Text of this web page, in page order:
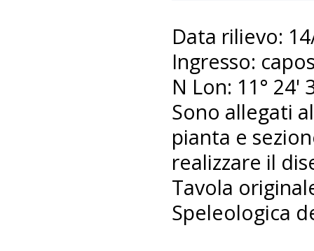
Data rilievo:
Ingresso:
N Lon: 11° 24'
Sono allegati
pianta e
realizzare il
Tavola
Speleologica